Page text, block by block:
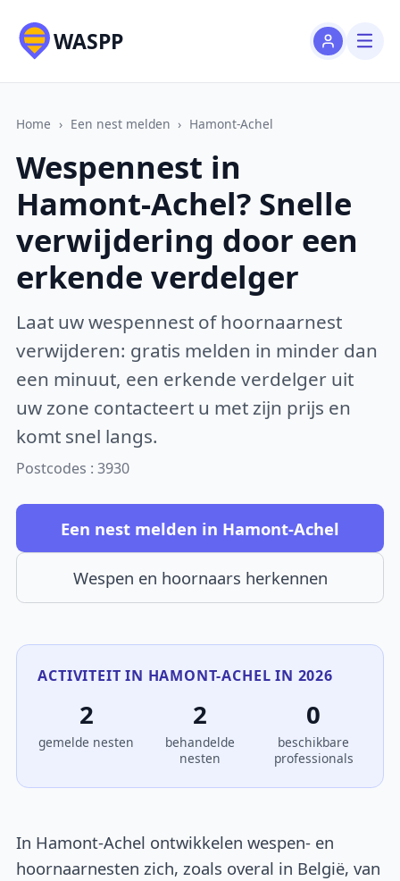
WASPP
Home › Een nest melden › Hamont-Achel
Wespennest in
Hamont-Achel? Snelle
verwijdering door een
erkende verdelger
Laat uw wespennest of hoornaarnest
verwijderen: gratis melden in minder dan
een minuut, een erkende verdelger uit
uw zone contacteert u met zijn prijs en
komt snel langs.
Postcodes : 3930
Een nest melden in Hamont-Achel
Wespen en hoornaars herkennen
ACTIVITEIT IN HAMONT-ACHEL IN 2026
2
gemelde nesten
2
behandelde
nesten
0
beschikbare
professionals
In Hamont-Achel ontwikkelen wespen- en
hoornaarnesten zich, zoals overal in België, van